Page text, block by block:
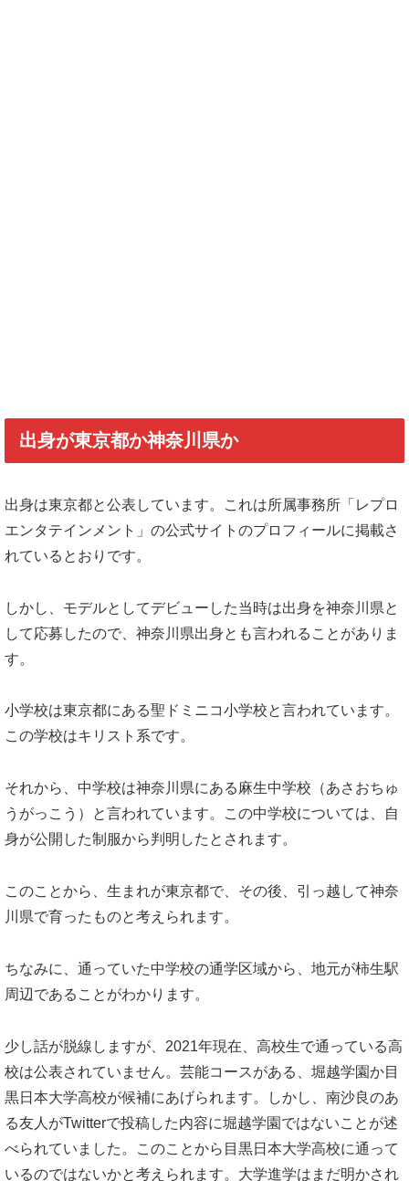
出身が東京都か神奈川県か
出身は東京都と公表しています。これは所属事務所「レプロ
エンタテインメント」の公式サイトのプロフィールに掲載さ
れているとおりです。
しかし、モデルとしてデビューした当時は出身を神奈川県と
して応募したので、神奈川県出身とも言われることがありま
す。
小学校は東京都にある聖ドミニコ小学校と言われています。
この学校はキリスト系です。
それから、中学校は神奈川県にある麻生中学校（あさおちゅ
うがっこう）と言われています。この中学校については、自
身が公開した制服から判明したとされます。
このことから、生まれが東京都で、その後、引っ越して神奈
川県で育ったものと考えられます。
ちなみに、通っていた中学校の通学区域から、地元が柿生駅
周辺であることがわかります。
少し話が脱線しますが、2021年現在、高校生で通っている高
校は公表されていません。芸能コースがある、堀越学園か目
黒日本大学高校が候補にあげられます。しかし、南沙良のあ
る友人がTwitterで投稿した内容に堀越学園ではないことが述
べられていました。このことから目黒日本大学高校に通って
いるのではないかと考えられます。大学進学はまだ明かされ